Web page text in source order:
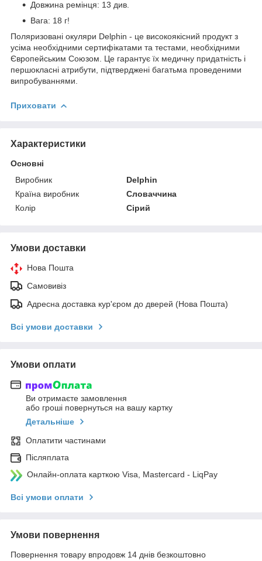
Довжина ремінця: 13 див.
Вага: 18 г!
Поляризовані окуляри Delphin - це високоякісний продукт з
усіма необхідними сертифікатами та тестами, необхідними
Європейським Союзом. Це гарантує їх медичну придатність і
першокласні атрибути, підтверджені багатьма проведеними
випробуваннями.
Приховати
Характеристики
Основні
Виробник
Delphin
Країна виробник
Словаччина
Колір
Сірий
Умови доставки
Нова Пошта
Самовивіз
Адресна доставка кур'єром до дверей (Нова Пошта)
Всі умови доставки
Умови оплати
Ви отримаєте замовлення
або гроші повернуться на вашу картку
Детальніше
Оплатити частинами
Післяплата
Онлайн-оплата карткою Visa, Mastercard - LiqPay
Всі умови оплати
Умови повернення
Повернення товару впродовж 14 днів безкоштовно